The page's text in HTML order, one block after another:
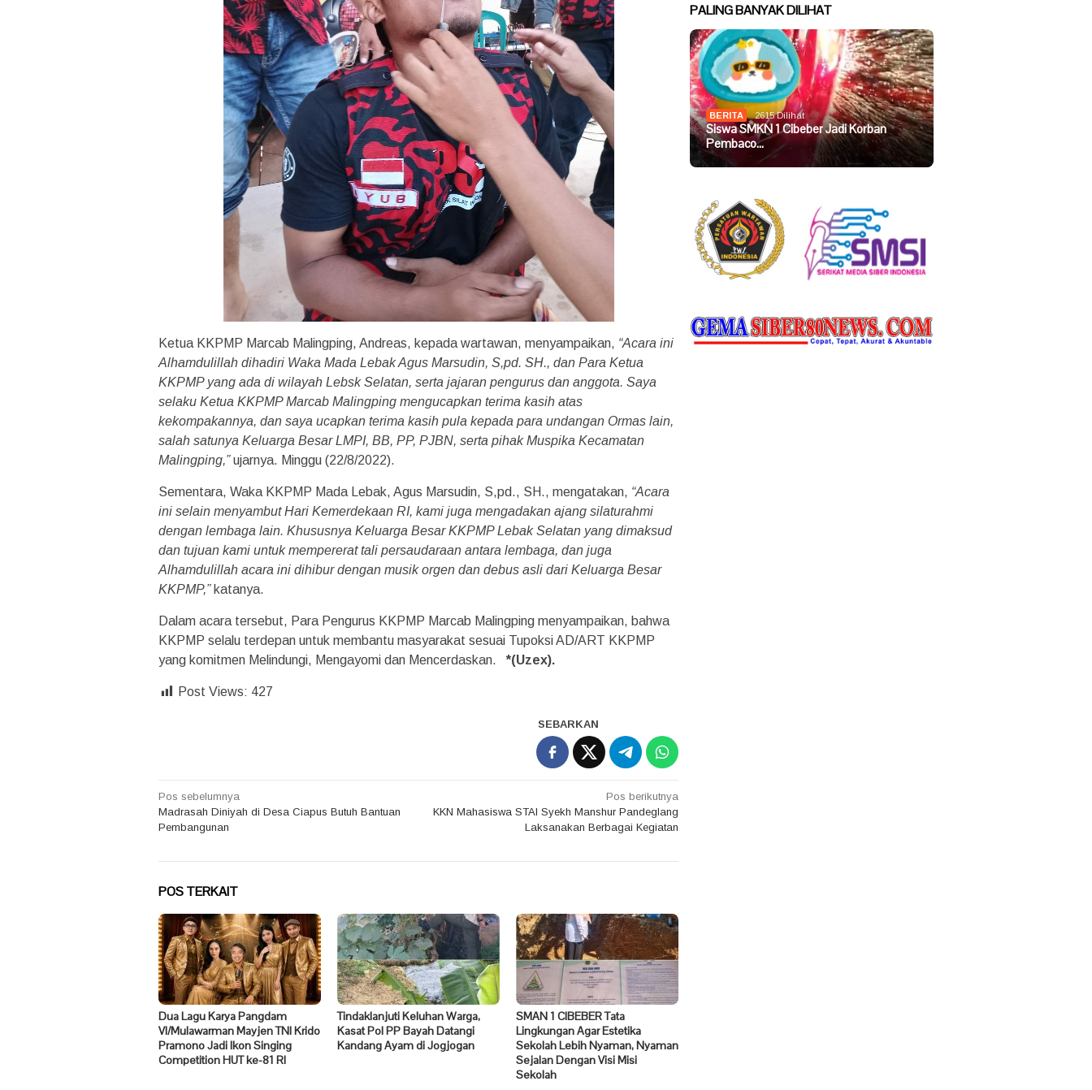
Ketua KKPMP Marcab Malingping, Andreas, kepada wartawan, menyampaikan, “Acara ini
Alhamdulillah dihadiri Waka Mada Lebak Agus Marsudin, S,pd. SH., dan Para Ketua
KKPMP yang ada di wilayah Lebsk Selatan, serta jajaran pengurus dan anggota. Saya
selaku Ketua KKPMP Marcab Malingping mengucapkan terima kasih atas
kekompakannya, dan saya ucapkan terima kasih pula kepada para undangan Ormas lain,
salah satunya Keluarga Besar LMPI, BB, PP, PJBN, serta pihak Muspika Kecamatan
Malingping,”ujarnya. Minggu (22/8/2022).
Sementara, Waka KKPMP Mada Lebak, Agus Marsudin, S,pd., SH., mengatakan, “Acara
ini selain menyambut Hari Kemerdekaan RI, kami juga mengadakan ajang silaturahmi
dengan lembaga lain. Khususnya Keluarga Besar KKPMP Lebak Selatan yang dimaksud
dan tujuan kami untuk mempererat tali persaudaraan antara lembaga, dan juga
Alhamdulillah acara ini dihibur dengan musik orgen dan debus asli dari Keluarga Besar
KKPMP,”katanya.
Dalam acara tersebut, Para Pengurus KKPMP Marcab Malingping menyampaikan, bahwa
KKPMP selalu terdepan untuk membantu masyarakat sesuai Tupoksi AD/ART KKPMP
yang komitmen Melindungi, Mengayomi dan Mencerdaskan.*(Uzex).
Post Views: 427
SEBARKAN
Navigasi
pos
Pos sebelumnya
Madrasah Diniyah di Desa Ciapus Butuh Bantuan
Pembangunan
Pos berikutnya
KKN Mahasiswa STAI Syekh Manshur Pandeglang
Laksanakan Berbagai Kegiatan
POS TERKAIT
Dua Lagu Karya Pangdam
VI/Mulawarman Mayjen TNI Krido
Pramono Jadi Ikon Singing
Competition HUT ke-81 RI
Tindaklanjuti Keluhan Warga,
Kasat Pol PP Bayah Datangi
Kandang Ayam di Jogjogan
SMAN 1 CIBEBER Tata
Lingkungan Agar Estetika
Sekolah Lebih Nyaman, Nyaman
Sejalan Dengan Visi Misi
Sekolah
PALING BANYAK DILIHAT
BERITA 2615 Dilihat
Siswa SMKN 1 Cibeber Jadi Korban
Pembaco…